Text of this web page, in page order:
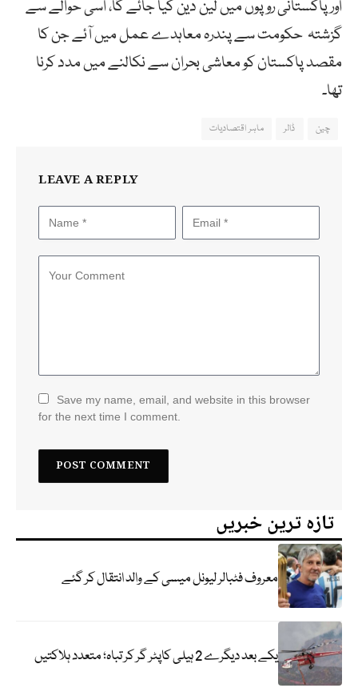
اور پاکستانی روپوں میں لین دین کیا جائے گا، اسی حوالے سے
گزشتہ حکومت سے پندرہ معاہدے عمل میں آئے جن کا
مقصد پاکستان کو معاشی بحران سے نکالنے میں مدد کرنا
تھا۔
چین ڈالر ماہر اقتصادیات
LEAVE A REPLY
Save my name, email, and website in this browser
for the next time I comment.
تازہ ترین خبریں
معروف فٹبالر لیونل میسی کے والد انتقال کر گئے
یکے بعد دیگرے 2 ہیلی کاپٹر گر کر تباہ؛ متعدد ہلاکتیں